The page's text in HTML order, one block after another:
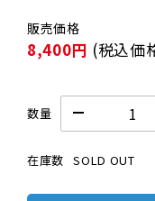
8,400円 (税込価
数量
在庫数 SOLD OUT